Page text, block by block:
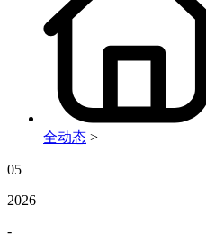
全动态 >
05
2026
-